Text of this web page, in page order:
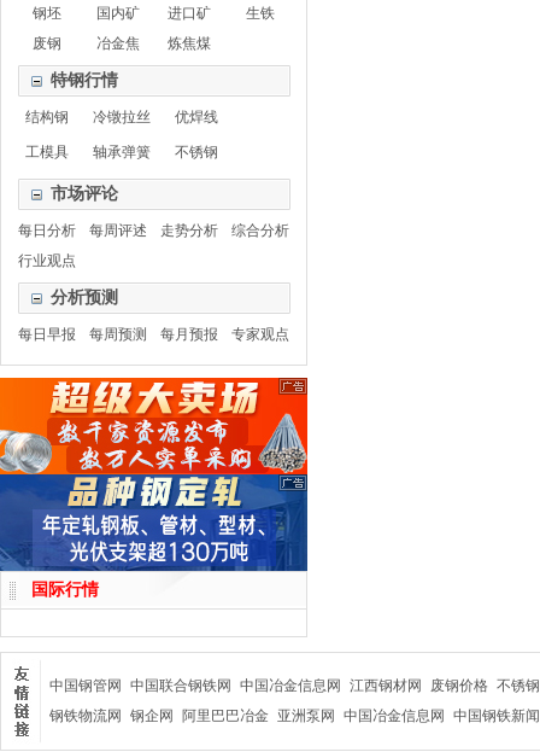
钢坯 国内矿 进口矿
生铁
废钢
冶金焦 炼焦煤
特钢行情
结构钢 冷镦拉丝 优焊线
工模具 轴承弹簧 不锈钢
市场评论
每日分析 每周评述 走势分析
综合分析
行业观点
分析预测
每日早报 每周预测 每月预报 专家观点
国际行情
中国钢管网 中国联合钢铁网 中国冶金信息网 江西钢材网 废钢价格 不锈钢
钢铁物流网
钢企网 阿里巴巴冶金 亚洲泵网 中国冶金信息网 中国钢铁新